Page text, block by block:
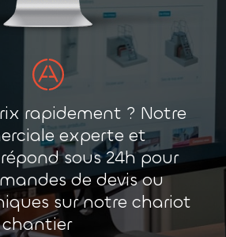
rapidement ? Notre
experte et
sous 24h pour
de devis ou
sur notre chariot